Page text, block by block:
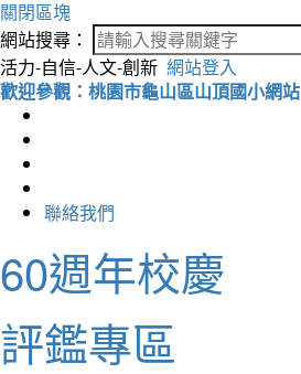
關閉區塊
網站搜尋：
活力-自信-人文-創新 網站登入
歡迎參觀：桃園市龜山區山頂國小網站
聯絡我們
60週年校慶
評鑑專區